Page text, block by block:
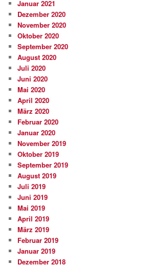
Januar 2021
Dezember 2020
November 2020
Oktober 2020
September 2020
August 2020
Juli 2020
Juni 2020
Mai 2020
April 2020
März 2020
Februar 2020
Januar 2020
November 2019
Oktober 2019
September 2019
August 2019
Juli 2019
Juni 2019
Mai 2019
April 2019
März 2019
Februar 2019
Januar 2019
Dezember 2018